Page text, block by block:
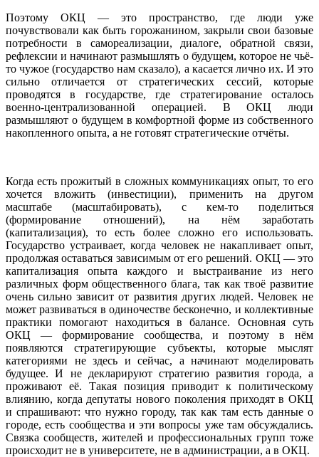
Поэтому ОКЦ — это пространство, где люди уже
почувствовали как быть горожанином, закрыли свои базовые
потребности в самореализации, диалоге, обратной связи,
рефлексии и начинают размышлять о будущем, которое не чьё-
то чужое (государство нам сказало), а касается лично их. И это
сильно отличается от стратегических сессий, которые
проводятся в государстве, где стратегирование осталось
военно-централизованной операцией. В ОКЦ люди
размышляют о будущем в комфортной форме из собственного
накопленного опыта, а не готовят стратегические отчёты.
Когда есть прожитый в сложных коммуникациях опыт, то его
хочется вложить (инвестиции), применить на другом
масштабе (масштабировать), с кем-то поделиться
(формирование отношений), на нём заработать
(капитализация), то есть более сложно его использовать.
Государство устраивает, когда человек не накапливает опыт,
продолжая оставаться зависимым от его решений. ОКЦ — это
капитализация опыта каждого и выстраивание из него
различных форм общественного блага, так как твоё развитие
очень сильно зависит от развития других людей. Человек не
может развиваться в одиночестве бесконечно, и коллективные
практики помогают находиться в балансе. Основная суть
ОКЦ — формирование сообщества, и поэтому в нём
появляются стратегирующие субъекты, которые мыслят
категориями не здесь и сейчас, а начинают моделировать
будущее. И не декларируют стратегию развития города, а
проживают её. Такая позиция приводит к политическому
влиянию, когда депутаты нового поколения приходят в ОКЦ
и спрашивают: что нужно городу, так как там есть данные о
городе, есть сообщества и эти вопросы уже там обсуждались.
Связка сообществ, жителей и профессиональных групп тоже
происходит не в университете, не в администрации, а в ОКЦ.